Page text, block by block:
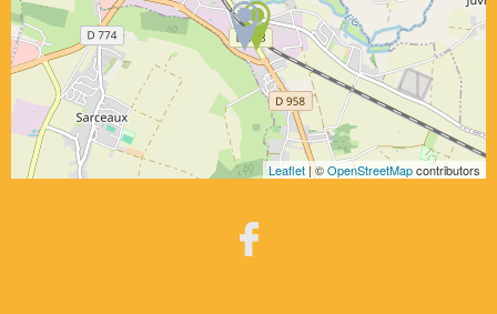
Leaflet | ©OpenStreetMapcontributors